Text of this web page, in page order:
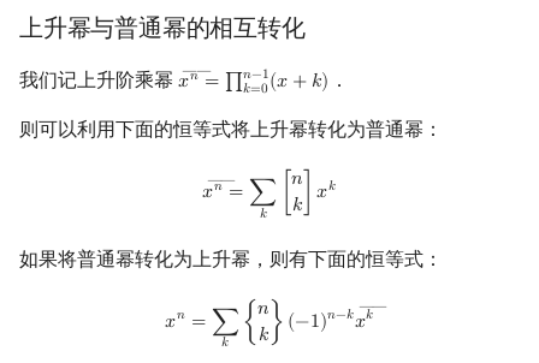
上升幂与普通幂的相互转化
我们记上升阶乘幂 𝑥――
𝑛 = ∏𝑛−1
𝑘=0(𝑥 + 𝑘)
xn ―=∏k=0n−1 x+ k) ．
则可以利用下面的恒等式将上升幂转化为普通幂：
𝑥――
𝑛 = ∑
𝑘
𝑛
𝑘 𝑥𝑘
xn =∑k[ k]
如果将普通幂转化为上升幂，则有下面的恒等式：
𝑥𝑛 = ∑
𝑘
{ 𝑛
𝑘 } (−1)𝑛−𝑘𝑥
――
𝑘
=∑k{ nk}( − ) − kx ―